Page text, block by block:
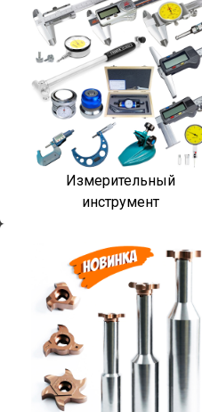
Измерительный
инструмент